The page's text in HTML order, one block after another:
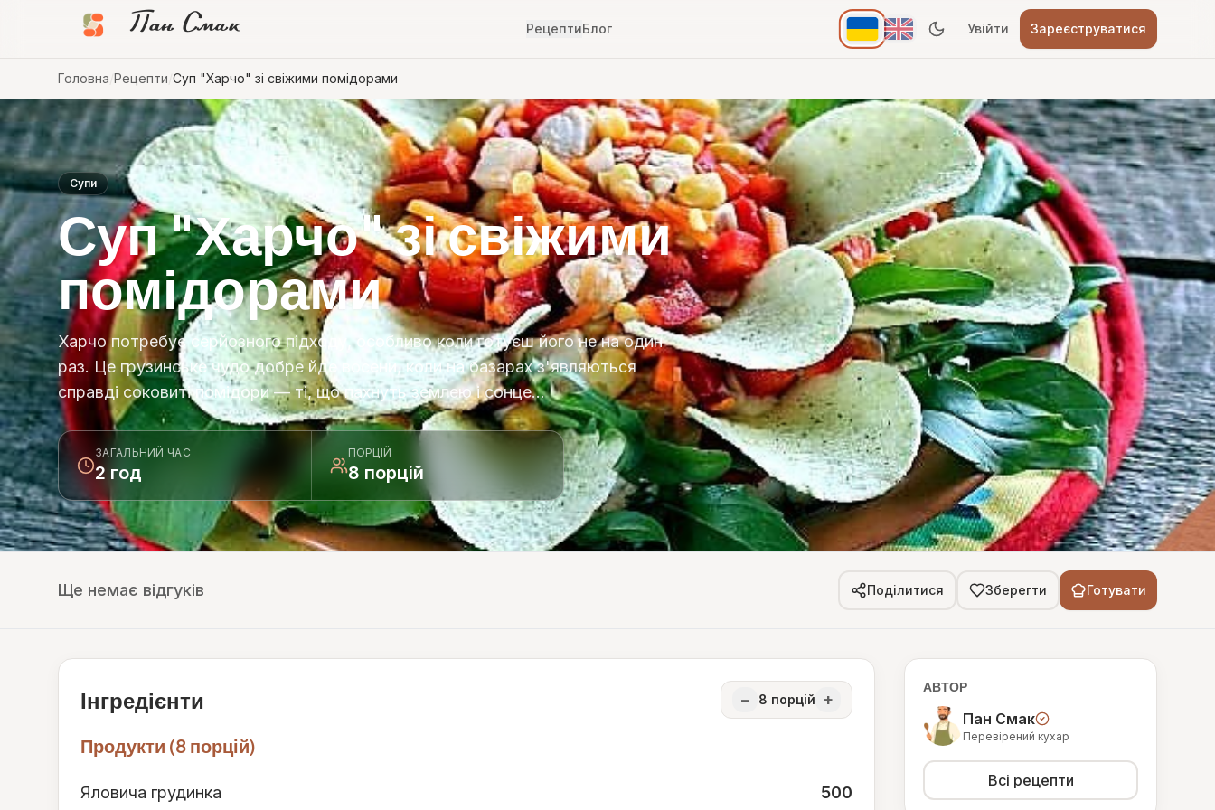
Пан Смак РецептиБлог Увійти Зареєструватися
Головна Рецепти Суп "Харчо" зі свіжими помідорами
Супи
Суп "Харчо" зі свіжими
помідорами
Харчо потребує серйозного підходу, особливо коли готуєш його не на один
раз. Це грузинське чудо добре йде восени, коли на базарах з'являються
справді соковиті помідори — ті, що пахнуть землею і сонце…
ЗАГАЛЬНИЙ ЧАС
2 год
ПОРЦІЙ
8 порцій
Ще немає відгуків Поділитися Зберегти Готувати
Інгредієнти − 8 порцій +
Продукти (8 порцій)
Яловича грудинка 500
АВТОР
Пан Смак
Перевірений кухар
Всі рецепти